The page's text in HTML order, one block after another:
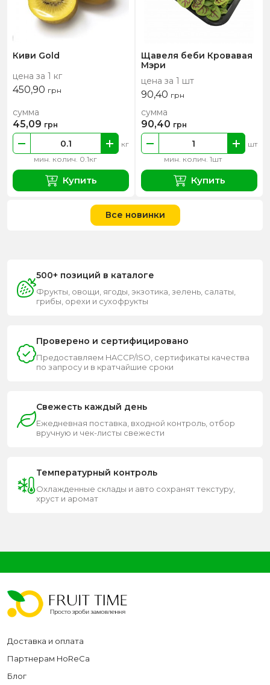
Киви Gold
цена за 1 кг
450,90 грн
мин. колич. 0.1кг
кг
сумма
45,09 грн
Купить
Щавеля беби Кровавая
Мэри
цена за 1 шт
90,40 грн
мин. колич. 1шт
шт
сумма
90,40 грн
Купить
Все новинки
500+ позиций в каталоге
Фрукты, овощи, ягоды, экзотика, зелень, салаты,
грибы, орехи и сухофрукты
Проверено и сертифицировано
Предоставляем HACCP/ISO, сертификаты качества
по запросу и в кратчайшие сроки
Свежесть каждый день
Ежедневная поставка, входной контроль, отбор
вручную и чек-листы свежести
Температурный контроль
Охлажденные склады и авто сохранят текстуру,
хруст и аромат
Доставка и оплата
Партнерам HoReCa
Блог